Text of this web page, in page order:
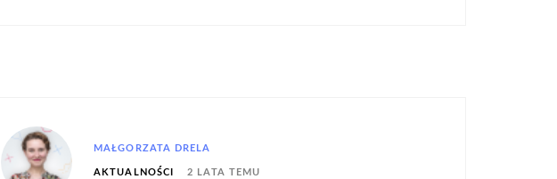
MAŁGORZATA DRELA
AKTUALNOŚCI 2 LATA TEMU